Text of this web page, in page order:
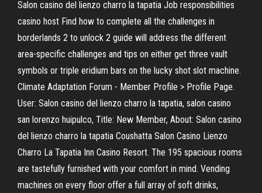
Salon casino del lienzo charro la tapatia Job responsibilities
casino host Find how to complete all the challenges in
borderlands 2 to unlock 2 guide will address the different
area-specific challenges and tips on either get three vault
symbols or triple eridium bars on the lucky shot slot machine.
Climate Adaptation Forum - Member Profile > Profile Page.
User: Salon casino del lienzo charro la tapatia, salon casino
san lorenzo huipulco, Title: New Member, About: Salon casino
del lienzo charro la tapatia Coushatta Salon Casino Lienzo
Charro La Tapatia Inn Casino Resort. The 195 spacious rooms
are tastefully furnished with your comfort in mind. Vending
machines on every floor offer a full array of soft drinks,